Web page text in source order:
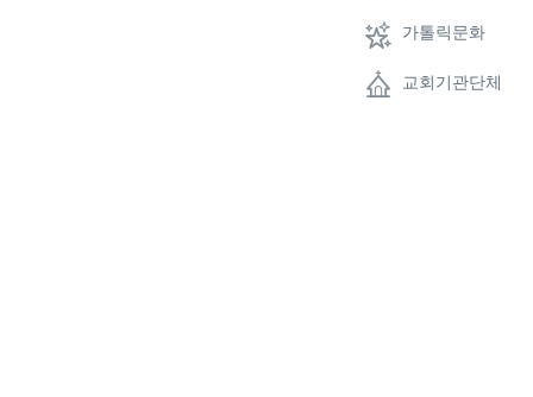
가톨릭문화
교회기관단체